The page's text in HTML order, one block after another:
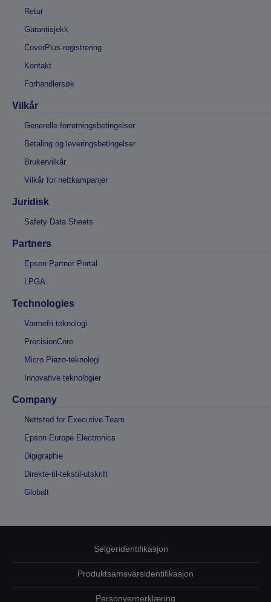
Retur
Garantisjekk
CoverPlus-registrering
Kontakt
Forhandlersøk
Vilkår
Generelle forretningsbetingelser
Betaling og leveringsbetingelser
Brukervilkår
Vilkår for nettkampanjer
Juridisk
Safety Data Sheets
Partners
Epson Partner Portal
LPGA
Technologies
Varmefri teknologi
PrecisionCore
Micro Piezo-teknologi
Innovative teknologier
Company
Nettsted for Executive Team
Epson Europe Electronics
Digigraphie
Direkte-til-tekstil-utskrift
Globalt
Selgeridentifikasjon
Produktsamsvarsidentifikasjon
Personvernerklæring